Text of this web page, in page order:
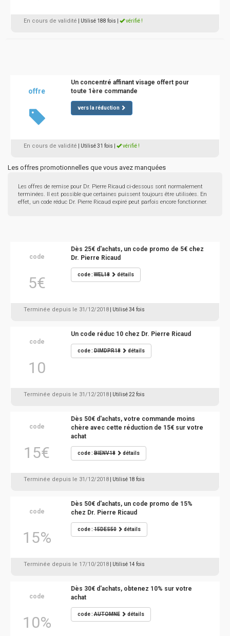
En cours de validité | Utilisé 188 fois vérifié !
offre
Un concentré affinant visage offert pour
toute 1ère commande
vers la réduction
En cours de validité | Utilisé 31 fois vérifié !
Les offres promotionnelles que vous avez manquées
Les offres de remise pour Dr. Pierre Ricaud ci-dessous sont normalement
terminées. Il est possible que certaines puissent toujours être utilisées. En
effet, un code réduc Dr. Pierre Ricaud expiré peut parfois encore fonctionner.
code
5€
Dès 25€ d'achats, un code promo de 5€ chez
Dr. Pierre Ricaud
code :WEL18 détails
Terminée depuis le 31/12/2018 | Utilisé 34 fois
code
10
Un code réduc 10 chez Dr. Pierre Ricaud
code :DIMDPR18 détails
Terminée depuis le 31/12/2018 | Utilisé 22 fois
code
15€
Dès 50€ d'achats, votre commande moins
chère avec cette réduction de 15€ sur votre
achat
code :BIENV18 détails
Terminée depuis le 31/12/2018 | Utilisé 18 fois
code
15%
Dès 50€ d'achats, un code promo de 15%
chez Dr. Pierre Ricaud
code :15DES50 détails
Terminée depuis le 17/10/2018 | Utilisé 14 fois
code
10%
Dès 30€ d'achats, obtenez 10% sur votre
achat
code :AUTOMNE détails